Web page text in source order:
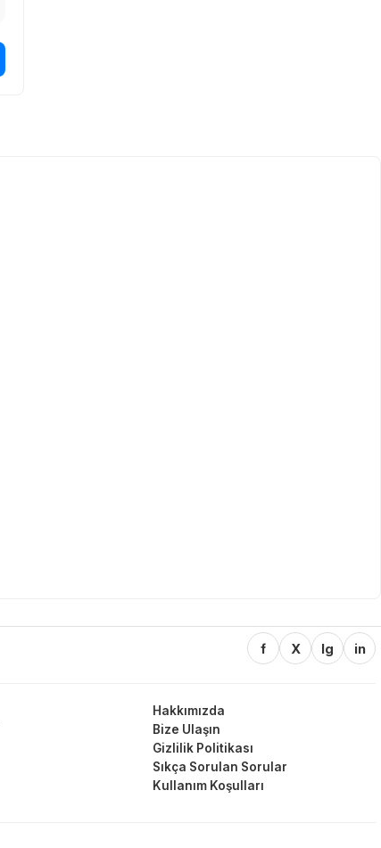
f X Ig in
Hakkımızda
Bize Ulaşın
Gizlilik Politikası
Sıkça Sorulan Sorular
Kullanım Koşulları